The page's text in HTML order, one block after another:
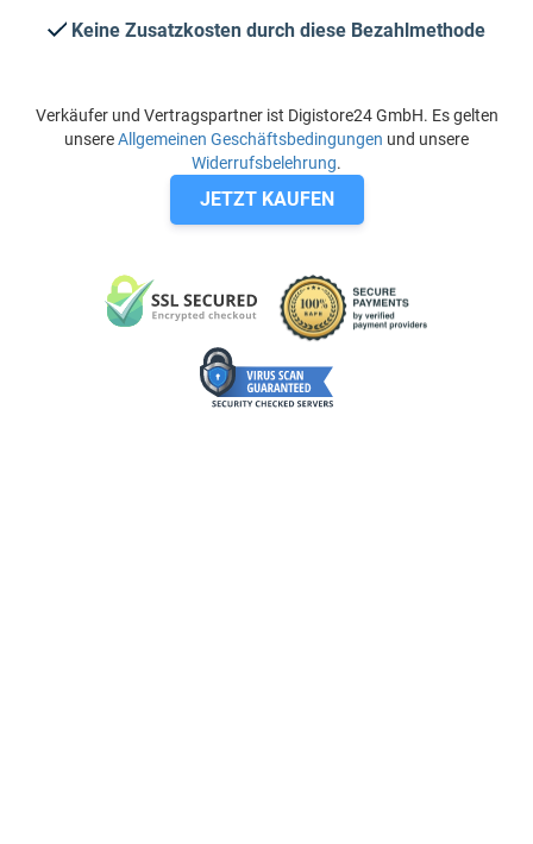
Keine Zusatzkosten durch diese Bezahlmethode
Verkäufer und Vertragspartner ist Digistore24 GmbH. Es gelten
unsereAllgemeinen Geschäftsbedingungen und unsere
Widerrufsbelehrung.
JETZT KAUFEN